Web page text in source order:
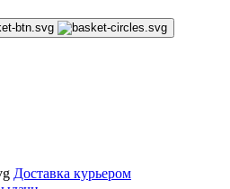
Доставка курьером